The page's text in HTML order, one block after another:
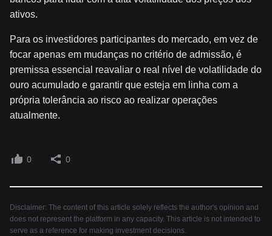
ativos.
Para os investidores participantes do mercado, em vez de
focar apenas em mudanças no critério de admissão, é
premissa essencial reavaliar o real nível de volatilidade do
ouro acumulado e garantir que esteja em linha com a
própria tolerância ao risco ao realizar operações
atualmente.
0 0
Disclaimer: The content of this article solely reflects the author's opinion and
does not represent the platform in any capacity. This article is not intended to
serve as a reference for making investment decisions.